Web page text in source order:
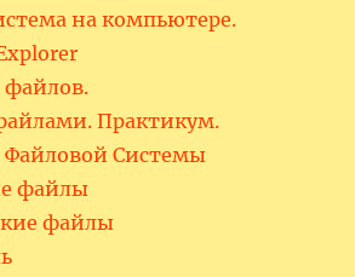
на компьютере.
файлов.
Практикум.
Файловой Системы
файлы
файлы